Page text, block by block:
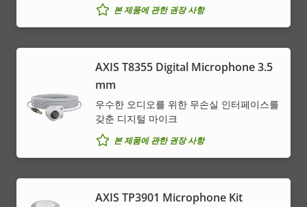
본 제품에 관한 권장 사항
AXIS T8355 Digital Microphone 3.5
mm
우수한 오디오를 위한 무손실 인터페이스를
갖춘 디지털 마이크
본 제품에 관한 권장 사항
AXIS TP3901 Microphone Kit